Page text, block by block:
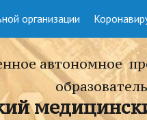
организации
автономное